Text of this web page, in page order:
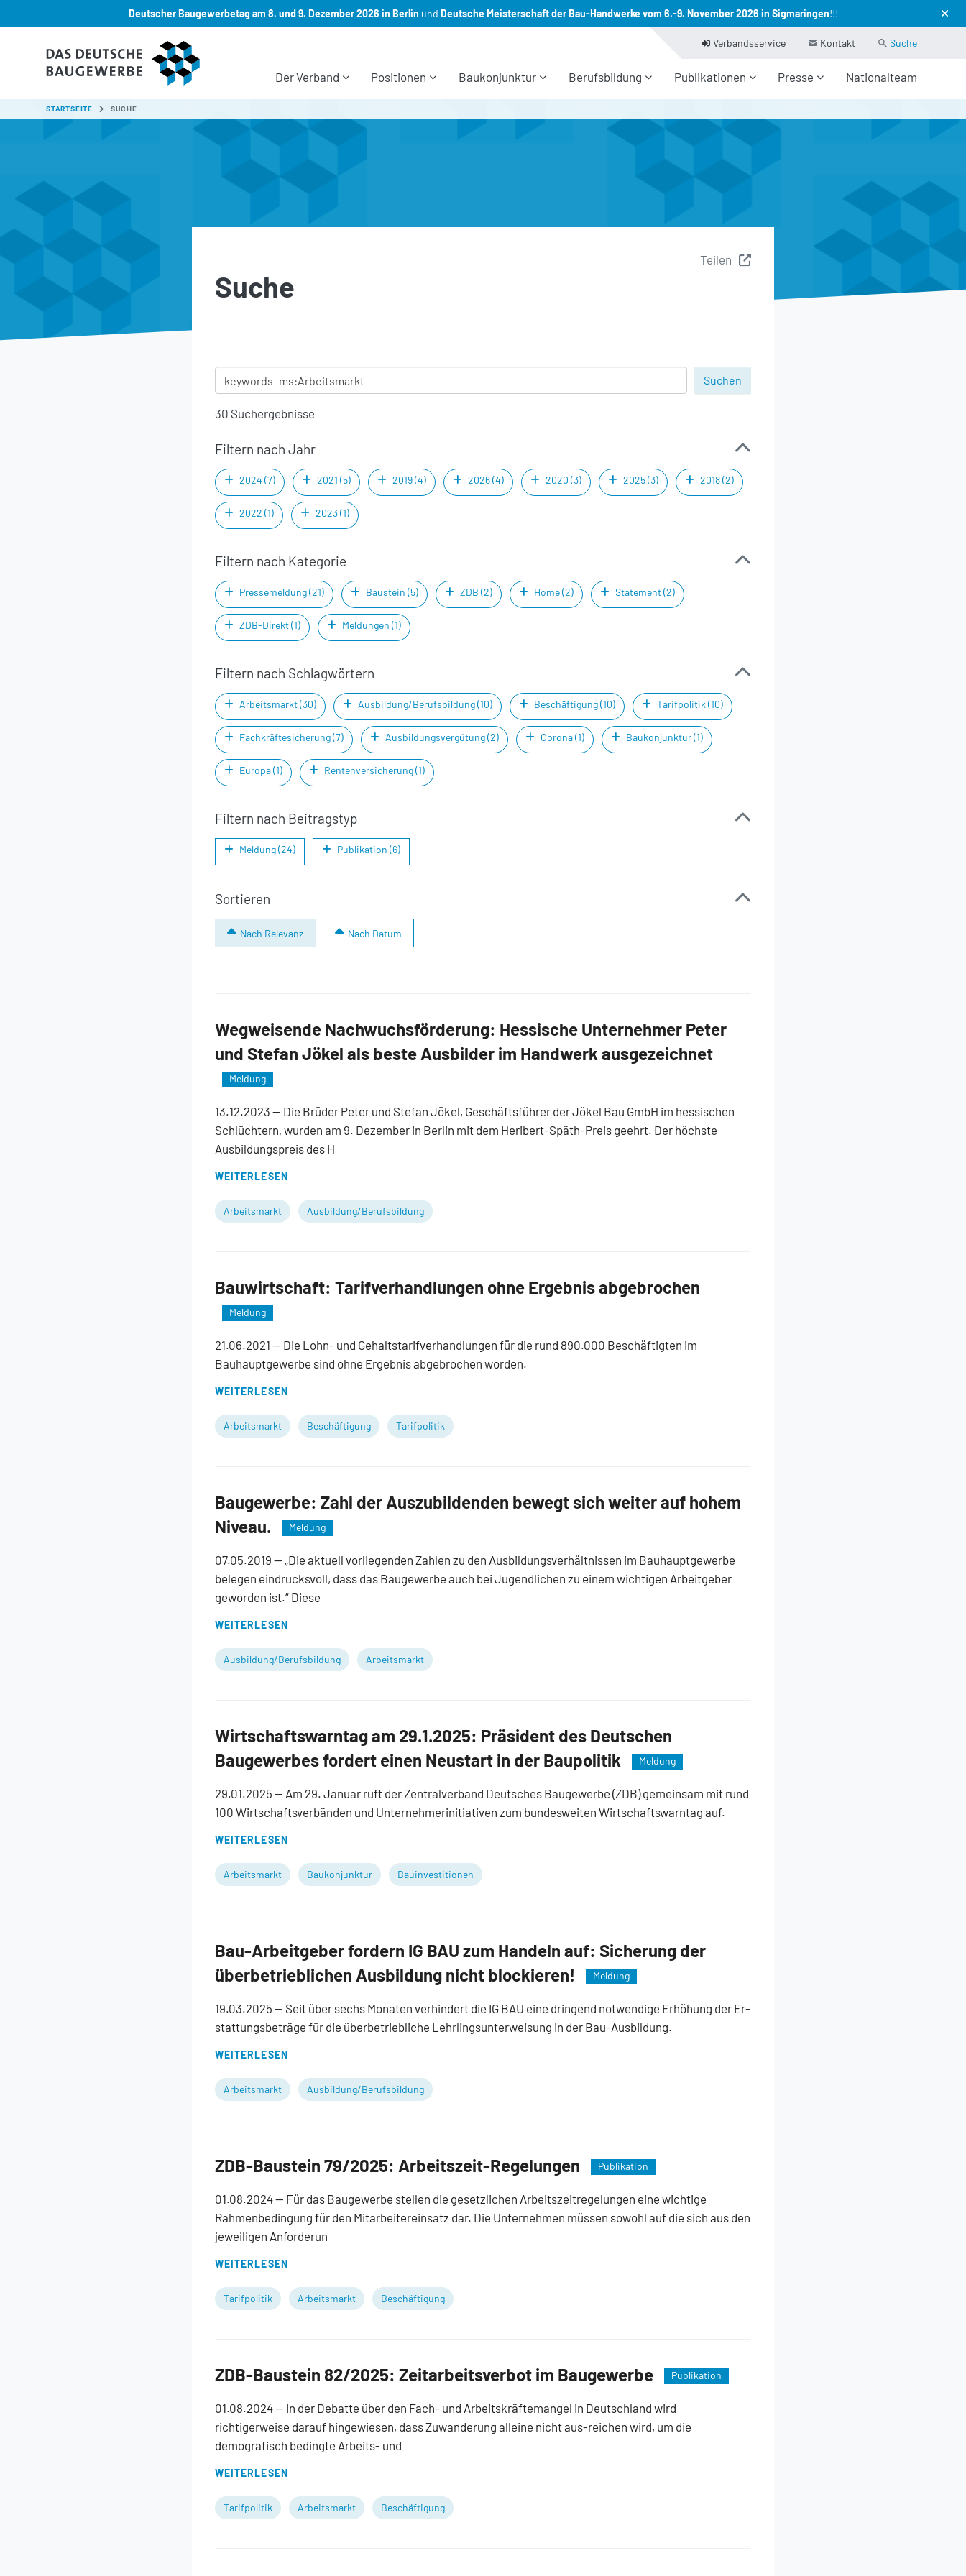
Deutscher Baugewerbetag am 8. und 9. Dezember 2026 in Berlin und Deutsche Meisterschaft der Bau-Handwerke vom 6.-9. November 2026 in Sigmaringen!!!
Der Verband Positionen Baukonjunktur Berufsbildung Publikationen Presse Nationalteam
Verbandsservice Kontakt Suche(current)
SIE SIND HIER:
STARTSEITE SUCHE
Teilen
Suche
30 Suchergebnisse
Filtern nach Jahr
2024 (7) 2021 (5) 2019 (4) 2026 (4) 2020 (3) 2025 (3) 2018 (2)
2022 (1) 2023 (1)
Filtern nach Kategorie
Pressemeldung (21) Baustein (5) ZDB (2) Home (2) Statement (2)
ZDB-Direkt (1) Meldungen (1)
Filtern nach Schlagwörtern
Arbeitsmarkt (30) Ausbildung/Berufsbildung (10) Beschäftigung (10) Tarifpolitik (10)
Fachkräftesicherung (7) Ausbildungsvergütung (2) Corona (1) Baukonjunktur (1)
Europa (1) Rentenversicherung (1)
Filtern nach Beitragstyp
Meldung (24) Publikation (6)
Sortieren
Nach Relevanz Nach Datum
Wegweisende Nachwuchsförderung: Hessische Unternehmer Peter
und Stefan Jökel als beste Ausbilder im Handwerk ausgezeichnet
Meldung
13.12.2023 — Die Brüder Peter und Stefan Jökel, Geschäftsführer der Jökel Bau GmbH im hessischen
Schlüchtern, wurden am 9. Dezember in Berlin mit dem Heribert-Späth-Preis geehrt. Der höchste
Ausbildungspreis des H
WEITERLESEN
Arbeitsmarkt Ausbildung/Berufsbildung
Bauwirtschaft: Tarifverhandlungen ohne Ergebnis abgebrochen
Meldung
21.06.2021 — Die Lohn- und Gehaltstarifverhandlungen für die rund 890.000 Beschäftigten im
Bauhauptgewerbe sind ohne Ergebnis abgebrochen worden.
WEITERLESEN
Arbeitsmarkt Beschäftigung Tarifpolitik
Baugewerbe: Zahl der Auszubildenden bewegt sich weiter auf hohem
Niveau.
Meldung
07.05.2019 — „Die aktuell vorliegenden Zahlen zu den Ausbildungsverhältnissen im Bauhauptgewerbe
belegen eindrucksvoll, dass das Baugewerbe auch bei Jugendlichen zu einem wichtigen Arbeitgeber
geworden ist.“ Diese
WEITERLESEN
Ausbildung/Berufsbildung Arbeitsmarkt
Wirtschaftswarntag am 29.1.2025: Präsident des Deutschen
Baugewerbes fordert einen Neustart in der Baupolitik
Meldung
29.01.2025 — Am 29. Januar ruft der Zentralverband Deutsches Baugewerbe (ZDB) gemeinsam mit rund
100 Wirtschaftsverbänden und Unternehmerinitiativen zum bundesweiten Wirtschaftswarntag auf.
WEITERLESEN
Arbeitsmarkt Baukonjunktur Bauinvestitionen
Bau-Arbeitgeber fordern IG BAU zum Handeln auf: Sicherung der
überbetrieblichen Ausbildung nicht blockieren!
Meldung
19.03.2025 — Seit über sechs Monaten verhindert die IG BAU eine dringend notwendige Erhöhung der Er-
stattungsbeträge für die überbetriebliche Lehrlingsunterweisung in der Bau-Ausbildung.
WEITERLESEN
Arbeitsmarkt Ausbildung/Berufsbildung
ZDB-Baustein 79/2025: Arbeitszeit-Regelungen Publikation
01.08.2024— Für das Baugewerbe stellen die gesetzlichen Arbeitszeitregelungen eine wichtige
Rahmenbedingung für den Mitarbeitereinsatz dar. Die Unternehmen müssen sowohl auf die sich aus den
jeweiligen Anforderun
WEITERLESEN
Tarifpolitik Arbeitsmarkt Beschäftigung
ZDB-Baustein 82/2025: Zeitarbeitsverbot im Baugewerbe Publikation
01.08.2024— In der Debatte über den Fach- und Arbeitskräftemangel in Deutschland wird
richtigerweise darauf hingewiesen, dass Zuwanderung alleine nicht aus-reichen wird, um die
demografisch bedingte Arbeits- und
WEITERLESEN
Tarifpolitik Arbeitsmarkt Beschäftigung